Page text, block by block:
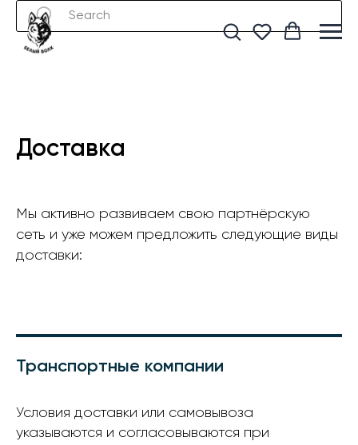
Доставка
Мы активно развиваем свою партнёрскую
сеть и уже можем предложить следующие виды
доставки:
Транспортные компании
Условия доставки или самовывоза
указываются и согласовываются при